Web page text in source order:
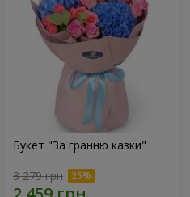
Букет "За гранню казки"
3 279 грн